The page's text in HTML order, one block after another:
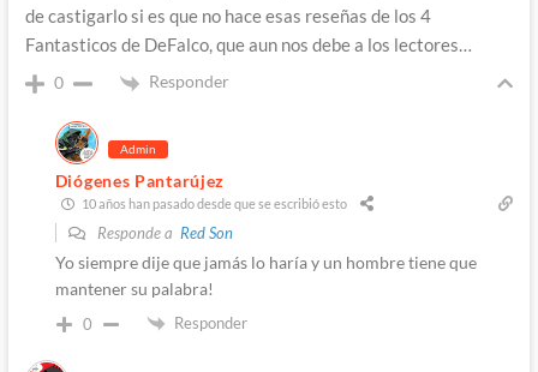
de castigarlo si es que no hace esas reseñas de los 4
Fantasticos de DeFalco, que aun nos debe a los lectores…
0 Responder
Admin
Diógenes Pantarújez
10 años han pasado desde que se escribió esto
Responde a Red Son
Yo siempre dije que jamás lo haría y un hombre tiene que
mantener su palabra!
0 Responder